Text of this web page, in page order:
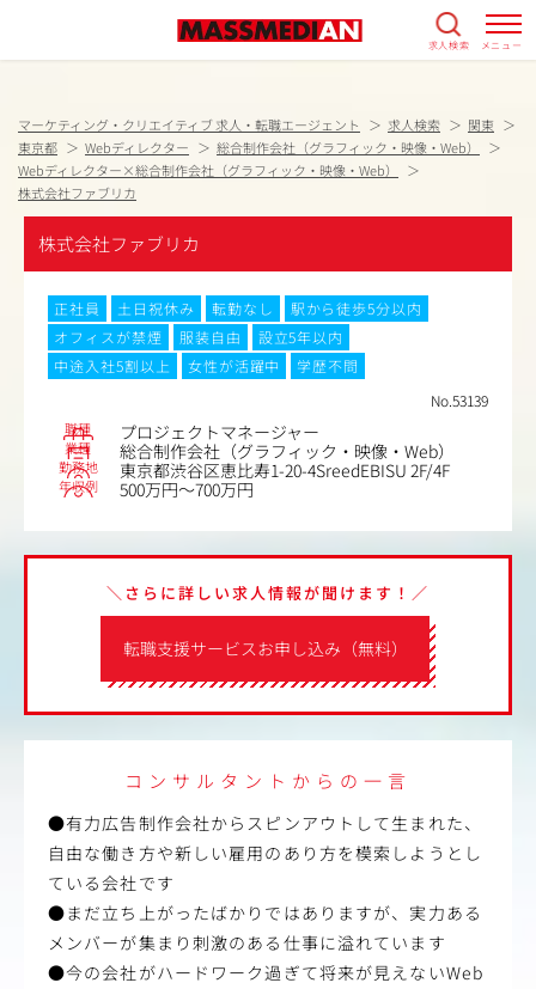
求人検索 メニュー
マーケティング・クリエイティブ 求人・転職エージェント 求人検索
関東
東京都
Webディレクター
総合制作会社（グラフィック・映像・Web）
Webディレクター×総合制作会社（グラフィック・映像・Web）
株式会社ファブリカ
株式会社ファブリカ
正社員 土日祝休み 転勤なし
駅から徒歩5分以内
オフィスが禁煙
服装自由
設立5年以内
中途入社5割以上
女性が活躍中
学歴不問
No.53139
職種 プロジェクトマネージャー
業種 総合制作会社（グラフィック・映像・Web）
勤務地 東京都渋谷区恵比寿1-20-4SreedEBISU 2F/4F
年収例 500万円～700万円
転職支援サービスお申し込み（無料）
＼さらに詳しい求人情報が聞けます！／
コンサルタントからの一言
●有力広告制作会社からスピンアウトして生まれた、
自由な働き方や新しい雇用のあり方を模索しようとし
ている会社です
●まだ立ち上がったばかりではありますが、実力ある
メンバーが集まり刺激のある仕事に溢れています
●今の会社がハードワーク過ぎて将来が見えないWeb